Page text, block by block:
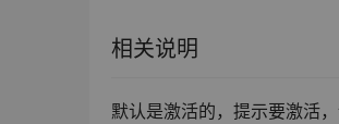
相关说明
默认是激活的，提示要激活